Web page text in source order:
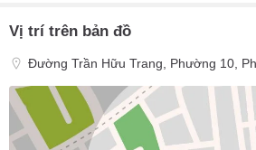
Vị trí trên bản đồ
Đường Trần Hữu Trang, Phường 10,